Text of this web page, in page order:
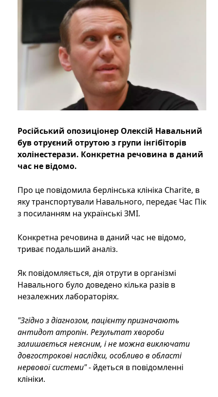
Російський опозиціонер Олексій Навальний
був отруєний отрутою з групи інгібіторів
холінестерази. Конкретна речовина в даний
час не відомо.
Про це повідомила берлінська клініка Сharite, в
яку транспортували Навального, передає Час Пік
з посиланням на українські ЗМІ.
Конкретна речовина в даний час не відомо,
триває подальший аналіз.
Як повідомляється, дія отрути в організмі
Навального було доведено кілька разів в
незалежних лабораторіях.
"Згідно з діагнозом, пацієнту призначають
антидот атропін. Результат хвороби
залишається неясним, і не можна виключати
довгострокові наслідки, особливо в області
нервової системи"- йдеться в повідомленні
клініки.